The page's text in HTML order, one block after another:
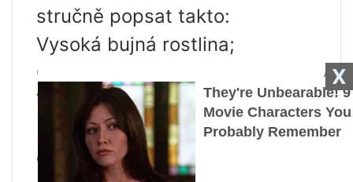
X
stručně popsat takto:
Vysoká bujná rostlina;
Odolnost proti chladu;
Vysoký výnos;
Průměrná náchylnost k
onemocnění.